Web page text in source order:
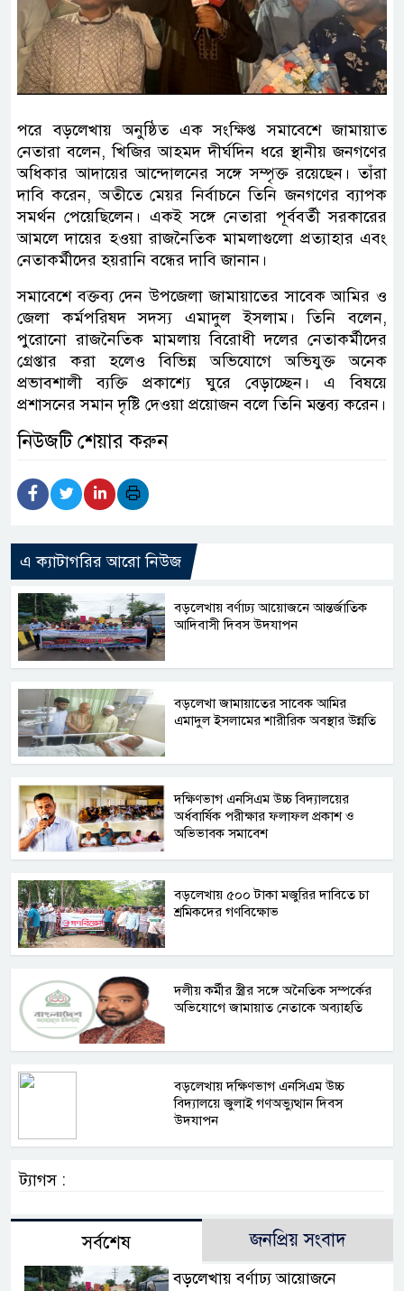
পরে বড়লেখায় অনুষ্ঠিত এক সংক্ষিপ্ত সমাবেশে জামায়াত
নেতারা বলেন, খিজির আহমদ দীর্ঘদিন ধরে স্থানীয় জনগণের
অধিকার আদায়ের আন্দোলনের সঙ্গে সম্পৃক্ত রয়েছেন। তাঁরা
দাবি করেন, অতীতে মেয়র নির্বাচনে তিনি জনগণের ব্যাপক
সমর্থন পেয়েছিলেন। একই সঙ্গে নেতারা পূর্ববর্তী সরকারের
আমলে দায়ের হওয়া রাজনৈতিক মামলাগুলো প্রত্যাহার এবং
নেতাকর্মীদের হয়রানি বন্ধের দাবি জানান।
সমাবেশে বক্তব্য দেন উপজেলা জামায়াতের সাবেক আমির ও
জেলা কর্মপরিষদ সদস্য এমাদুল ইসলাম। তিনি বলেন,
পুরোনো রাজনৈতিক মামলায় বিরোধী দলের নেতাকর্মীদের
গ্রেপ্তার করা হলেও বিভিন্ন অভিযোগে অভিযুক্ত অনেক
প্রভাবশালী ব্যক্তি প্রকাশ্যে ঘুরে বেড়াচ্ছেন। এ বিষয়ে
প্রশাসনের সমান দৃষ্টি দেওয়া প্রয়োজন বলে তিনি মন্তব্য করেন।
নিউজটি শেয়ার করুন
এ ক্যাটাগরির আরো নিউজ
বড়লেখায় বর্ণাঢ্য আয়োজনে আন্তর্জাতিক
আদিবাসী দিবস উদযাপন
বড়লেখা জামায়াতের সাবেক আমির
এমাদুল ইসলামের শারীরিক অবস্থার উন্নতি
দক্ষিণভাগ এনসিএম উচ্চ বিদ্যালয়ের
অর্ধবার্ষিক পরীক্ষার ফলাফল প্রকাশ ও
অভিভাবক সমাবেশ
বড়লেখায় ৫০০ টাকা মজুরির দাবিতে চা
শ্রমিকদের গণবিক্ষোভ
দলীয় কর্মীর স্ত্রীর সঙ্গে অনৈতিক সম্পর্কের
অভিযোগে জামায়াত নেতাকে অব্যাহতি
বড়লেখায় দক্ষিণভাগ এনসিএম উচ্চ
বিদ্যালয়ে জুলাই গণঅভ্যুত্থান দিবস
উদযাপন
ট্যাগস :
সর্বশেষ জনপ্রিয় সংবাদ
বড়লেখায় বর্ণাঢ্য আয়োজনে